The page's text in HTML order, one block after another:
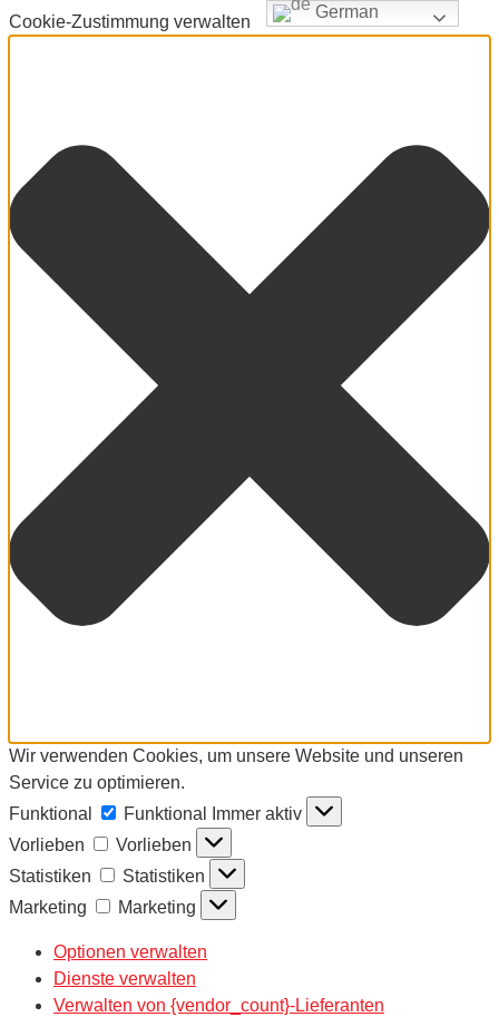
Cookie-Zustimmung verwalten
Wir verwenden Cookies, um unsere Website und unseren
Service zu optimieren.
Funktional
Funktional
Immer aktiv
Vorlieben
Vorlieben
Statistiken
Statistiken
Marketing
Marketing
Optionen verwalten
Dienste verwalten
Verwalten von {vendor_count}-Lieferanten
German